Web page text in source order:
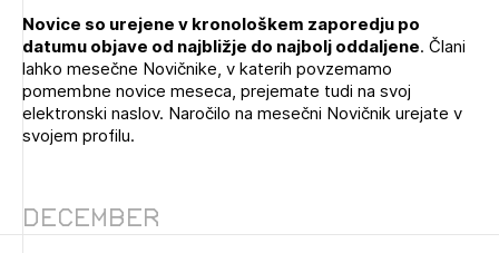
Praksa
O ZAPS
Prijavite se s svojim ZAPS uporabniškim imenom in geslom.
Novice so urejene v kronološkem zaporedju po
datumu objave od najbližje do najbolj oddaljene. Člani
lahko mesečne Novičnike, v katerih povzemamo
pomembne novice meseca, prejemate tudi na svoj
elektronski naslov. Naročilo na mesečni Novičnik urejate v
svojem profilu.
December
Ostanite na tekočem z novicami in se naročite na
Novičnike. Označite svojo izbiro.
Novičnike vam bomo pošiljali na vaš elektronski naslov.
Mesečni novičnik
Novičnik natečajev